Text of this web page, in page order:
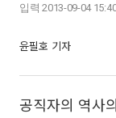
입력 2013-09-04
윤필호 기자
공직자의 역사